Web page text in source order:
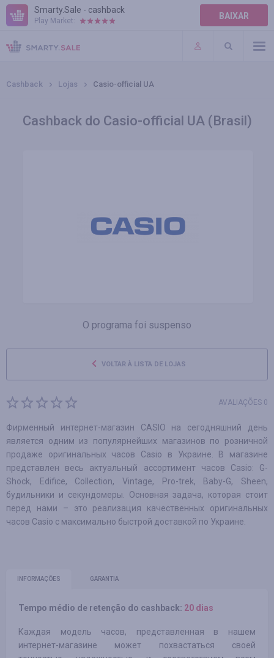
Smarty.Sale - cashback
Play Market: BAIXAR
AJUDA
TERMOS DE USO
Cashback Lojas Casio-official UA
Cashback do Casio-official UA (Brasil)
O programa foi suspenso
VOLTAR À LISTA DE LOJAS
AVALIAÇÕES 0
Фирменный интернет-магазин CASIO на сегодняшний день
является одним из популярнейших магазинов по розничной
продаже оригинальных часов Casio в Украине. В магазине
представлен весь актуальный ассортимент часов Casio: G-
Shock, Edifice, Collection, Vintage, Pro-trek, Baby-G, Sheen,
будильники и секундомеры. Основная задача, которая стоит
перед нами – это реализация качественных оригинальных
часов Casio с максимально быстрой доставкой по Украине.
INFORMAÇÕES GARANTIA
Tempo médio de retenção do cashback: 20 dias
Каждая модель часов, представленная в нашем
интернет-магазине может похвастаться своей